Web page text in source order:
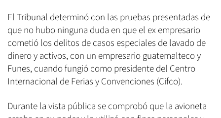
El Tribunal determinó con las pruebas presentadas de
que no hubo ninguna duda en que el ex empresario
cometió los delitos de casos especiales de lavado de
dinero y activos, con un empresario guatemalteco y
Funes, cuando fungió como presidente del Centro
Internacional de Ferias y Convenciones (Cifco).
Durante la vista pública se comprobó que la avioneta